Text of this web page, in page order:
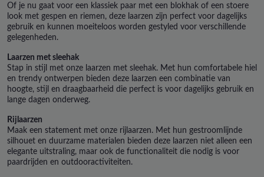
Of je nu gaat voor een klassiek paar met een blokhak of een stoere
look met gespen en riemen, deze laarzen zijn perfect voor dagelijks
gebruik en kunnen moeiteloos worden gestyled voor verschillende
gelegenheden.
Laarzen met sleehak
Stap in stijl met onze laarzen met sleehak. Met hun comfortabele hiel
en trendy ontwerpen bieden deze laarzen een combinatie van
hoogte, stijl en draagbaarheid die perfect is voor dagelijks gebruik en
lange dagen onderweg.
Rijlaarzen
Maak een statement met onze rijlaarzen. Met hun gestroomlijnde
silhouet en duurzame materialen bieden deze laarzen niet alleen een
elegante uitstraling, maar ook de functionaliteit die nodig is voor
paardrijden en outdooractiviteiten.